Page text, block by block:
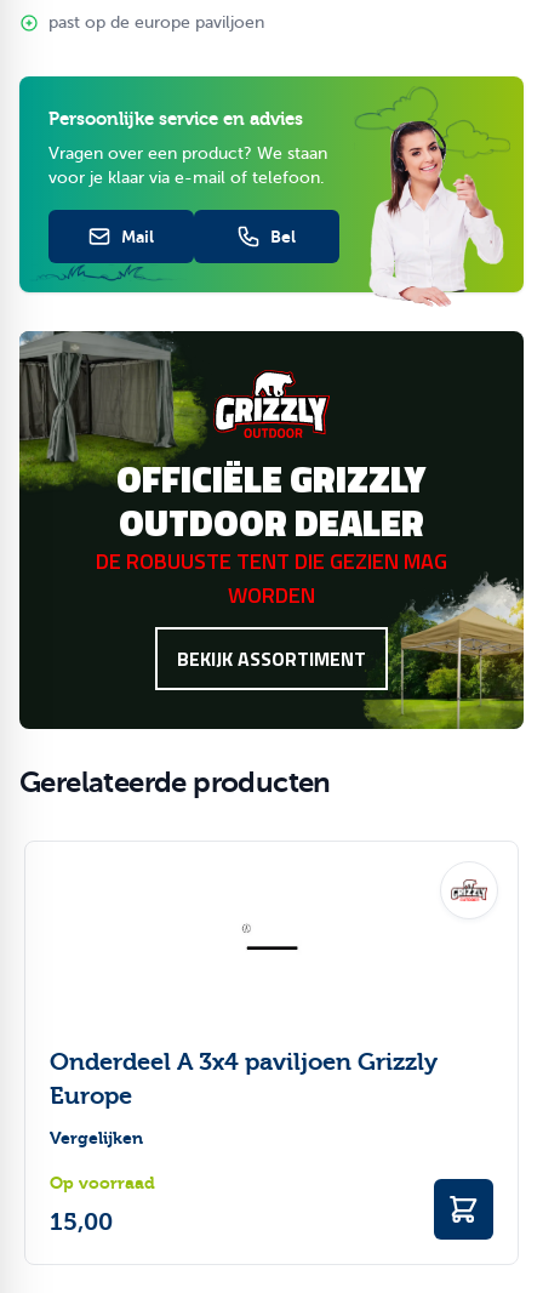
past op de europe paviljoen
Persoonlijke service en advies
Vragen over een product? We staan
voor je klaar via e-mail of telefoon.
Mail Bel
OFFICIËLE GRIZZLY
OUTDOOR DEALER
DE ROBUUSTE TENT DIE GEZIEN MAG
WORDEN
BEKIJK ASSORTIMENT
Gerelateerde producten
Navigeren door de elementen van de carrousel is
Druk om carrousel over te slaan
Druk op om naar carrouselnavigatie te gaan
Onderdeel A 3x4 paviljoen Grizzly
Europe
Vergelijken
Op voorraad
15,00